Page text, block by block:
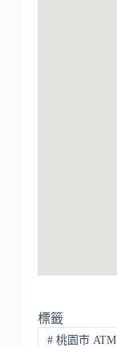
標籤
#桃園市 ATM